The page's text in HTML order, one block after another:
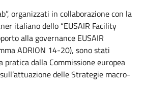
organizzati in collaborazione con la
italiano dello “EUSAIR Facility
alla governance EUSAIR
ADRION 14-20), sono stati
pratica dalla Commissione europea
delle Strategie macro-